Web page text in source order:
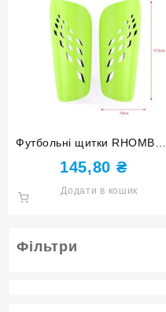
Фільтри
Футбольні щитки RHOMBUS
розмір M F654-M light green
лимонні
145,80 ₴
Додати в кошик